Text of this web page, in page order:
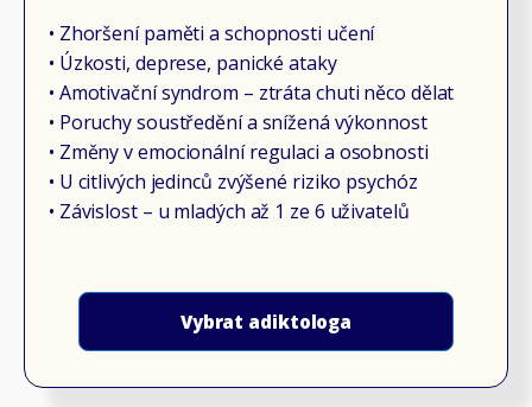
• Zhoršení paměti a schopnosti učení
• Úzkosti, deprese, panické ataky
• Amotivační syndrom – ztráta chuti něco dělat
• Poruchy soustředění a snížená výkonnost
• Změny v emocionální regulaci a osobnosti
• U citlivých jedinců zvýšené riziko psychóz
• Závislost – u mladých až 1 ze 6 uživatelů
Vybrat adiktologa